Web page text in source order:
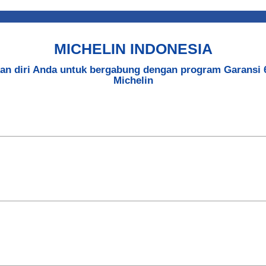
MICHELIN INDONESIA
diri Anda untuk bergabung dengan program Garansi
Michelin​